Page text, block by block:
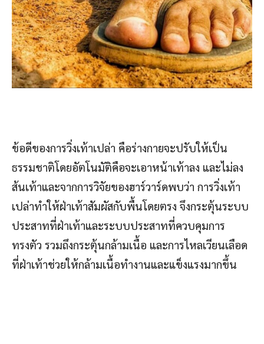
ข้อดีของการวิ่งเท้าเปล่า คือร่างกายจะปรับให้เป็น
ธรรมชาติโดยอัตโนมัติคือจะเอาหน้าเท้าลง และไม่ลง
ส้นเท้าและจากการวิจัยของฮาร์วาร์ดพบว่า การวิ่งเท้า
เปล่าทำให้ฝ่าเท้าสัมผัสกับพื้นโดยตรง จึงกระตุ้นระบบ
ประสาทที่ฝ่าเท้าและระบบประสาทที่ควบคุมการ
ทรงตัว รวมถึงกระตุ้นกล้ามเนื้อ และการไหลเวียนเลือด
ที่ฝ่าเท้าช่วยให้กล้ามเนื้อทำงานและแข็งแรงมากขึ้น